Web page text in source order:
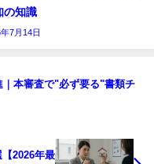
の知識
7月14日
｜本審査で"必ず要る"書類チ
2026年最